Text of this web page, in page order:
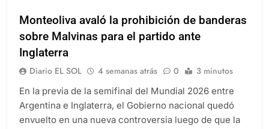
Monteoliva avaló la prohibición de banderas
sobre Malvinas para el partido ante
Inglaterra
Diario EL SOL 4 semanas atrás 0 3 minutos
En la previa de la semifinal del Mundial 2026 entre
Argentina e Inglaterra, el Gobierno nacional quedó
envuelto en una nueva controversia luego de que la